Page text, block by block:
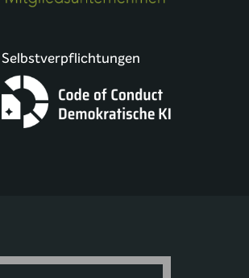
Selbstverpflichtungen